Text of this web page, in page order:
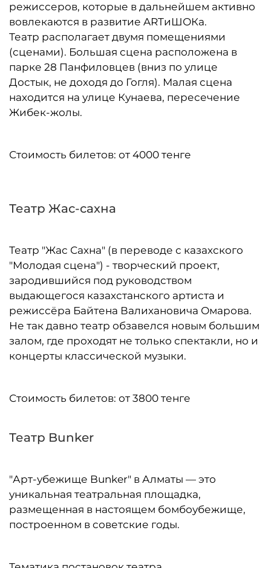
режиссеров, которые в дальнейшем активно
вовлекаются в развитие ARTиШОКа.
Театр располагает двумя помещениями
(сценами). Большая сцена расположена в
парке 28 Панфиловцев (вниз по улице
Достык, не доходя до Гогля). Малая сцена
находится на улице Кунаева, пересечение
Жибек-жолы.
Стоимость билетов: от 4000 тенге
Театр Жас-сахна
Театр "Жас Сахна" (в переводе с казахского
"Молодая сцена") - творческий проект,
зародившийся под руководством
выдающегося казахстанского артиста и
режиссёра Байтена Валихановича Омарова.
Не так давно театр обзавелся новым большим
залом, где проходят не только спектакли, но и
концерты классической музыки.
Стоимость билетов: от 3800 тенге
Театр Bunker
"Арт-убежище Bunker" в Алматы — это
уникальная театральная площадка,
размещенная в настоящем бомбоубежище,
построенном в советские годы.